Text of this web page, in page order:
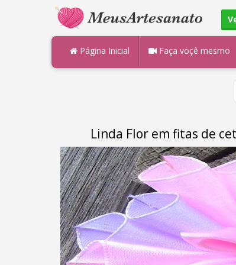
Página Inicial Faça voçê mesmo
Linda Flor em fitas de